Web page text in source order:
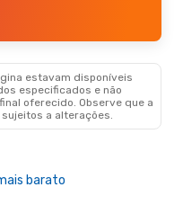
estavam disponíveis
especificados e não
oferecido. Observe que a
a alterações.
barato